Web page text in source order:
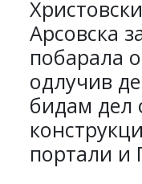
Арсовска
побарала
одлучив
бидам дел
портали и